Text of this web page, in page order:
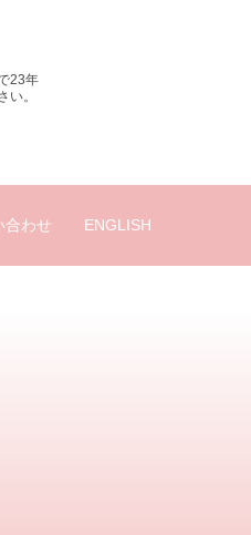
23年
い。
合わせ ENGLISH